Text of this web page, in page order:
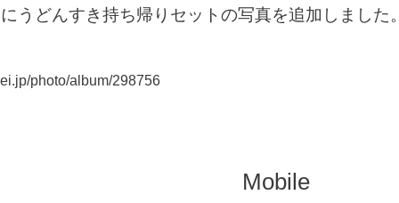
うどんすき持ち帰りセットの写真を追加しました。
photo/album/298756
Mobile